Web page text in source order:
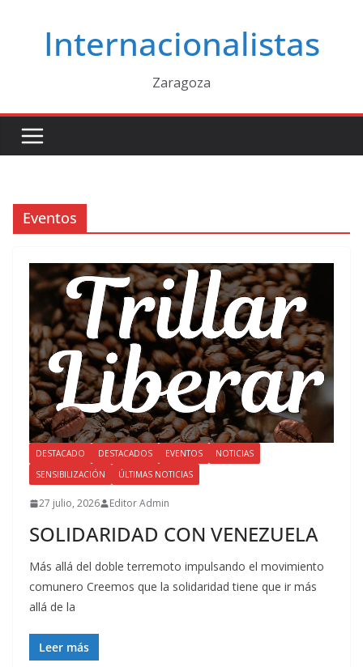
contenidoInternacionalistas
Zaragoza
Eventos
DESTACADO DESTACADOS EVENTOS
NOTICIAS
SENSIBILIZACIÓN
ÚLTIMAS NOTICIAS
27 julio, 2026 Editor Admin
SOLIDARIDAD CON VENEZUELA
Más allá del doble terremoto impulsando el movimiento
comunero Creemos que la solidaridad tiene que ir más
allá de la
Leer más